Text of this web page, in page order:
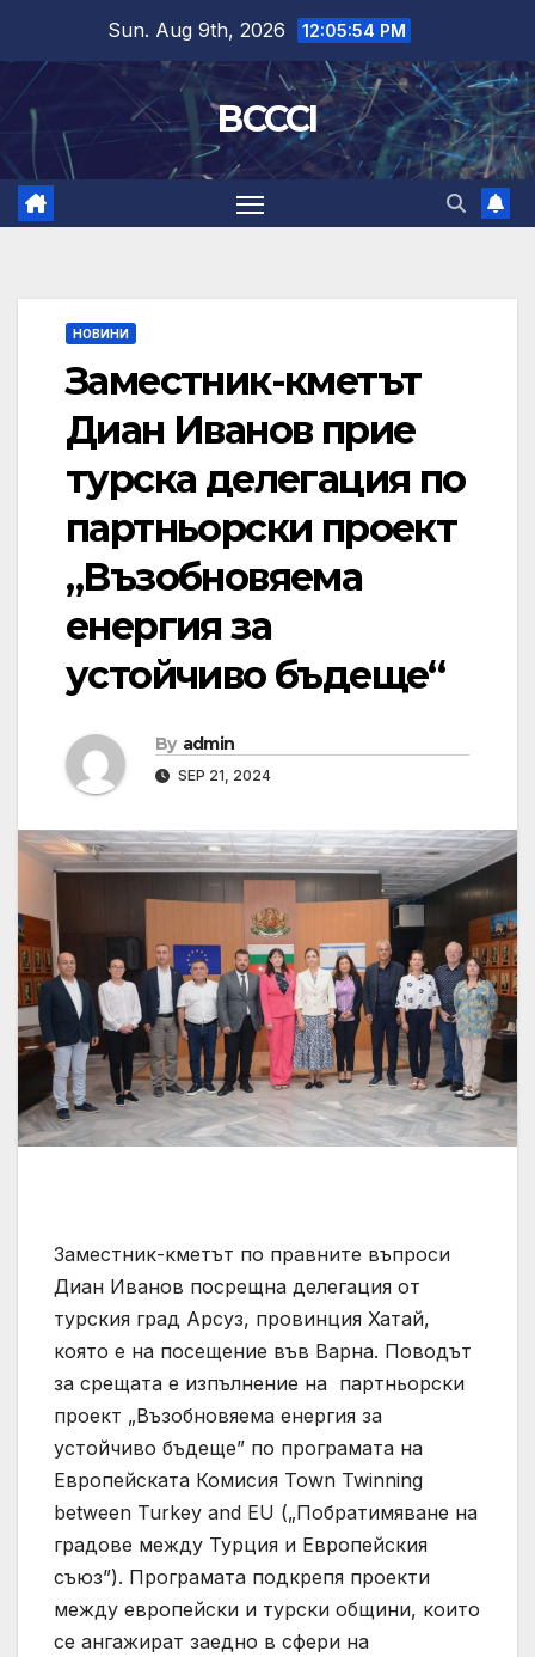
content
Sun. Aug 9th, 2026 12:05:55 PM
BCCCI
НОВИНИ
Заместник-кметът
Диан Иванов прие
турска делегация по
партньорски проект
„Възобновяема
енергия за
устойчиво бъдеще“
By admin
SEP 21, 2024
Заместник-кметът по правните въпроси
Диан Иванов посрещна делегация от
турския град Арсуз, провинция Хатай,
която е на посещение във Варна. Поводът
за срещата е изпълнение на партньорски
проект „Възобновяема енергия за
устойчиво бъдеще” по програмата на
Европейската Комисия Town Twinning
between Turkey and EU („Побратимяване на
градове между Турция и Европейския
съюз”). Програмата подкрепя проекти
между европейски и турски общини, които
се ангажират заедно в сфери на